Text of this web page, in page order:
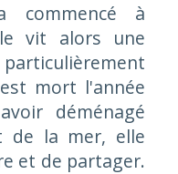
à
vit alors une
mort l'année
déménagé
la mer, elle
et de partager.